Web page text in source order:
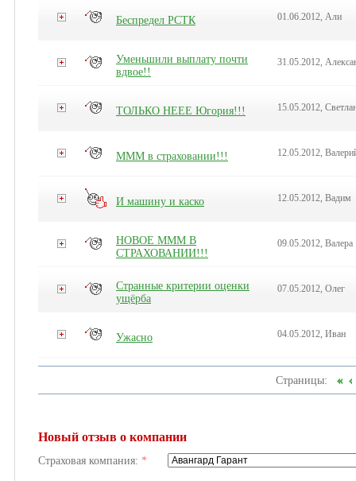
Беспредел РСТК 01.06.2012, Али
Уменьшили выплату почти
вдвое!!
31.05.2012,
ТОЛЬКО НЕЕЕ Югория!!! 15.05.2012,
МММ в страховании!!! 12.05.2012,
И машину и каско 12.05.2012, Вадим
НОВОЕ МММ В
СТРАХОВАНИИ!!!
09.05.2012, Валера
Странные критерии оценки
ущёрба
07.05.2012, Олег
Ужасно 04.05.2012, Иван
Страницы:
Новый отзыв о компании
Страховая компания: *